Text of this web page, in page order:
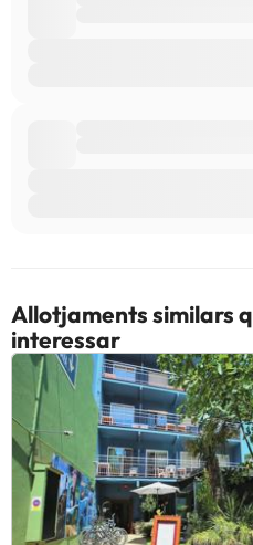
Allotjaments similars
interessar